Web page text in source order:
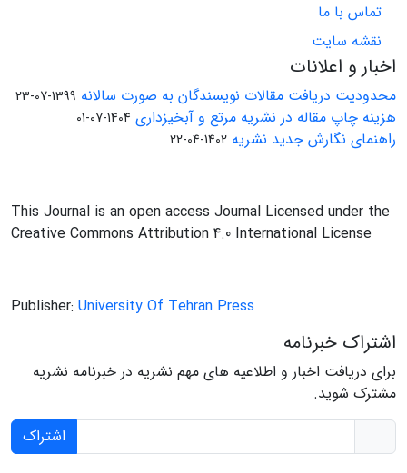
تماس با ما
نقشه سایت
اخبار و اعلانات
محدودیت دریافت مقالات نویسندگان به صورت سالانه 1399-07-23
هزینه چاپ مقاله در نشریه مرتع و آبخیزداری 1404-07-01
راهنمای نگارش جدید نشریه 1402-04-22
This Journal is an open access Journal Licensed under the
Creative Commons Attribution 4.0 International License
Publisher: University Of Tehran Press
اشتراک خبرنامه
برای دریافت اخبار و اطلاعیه های مهم نشریه در خبرنامه نشریه
مشترک شوید.
اشتراک